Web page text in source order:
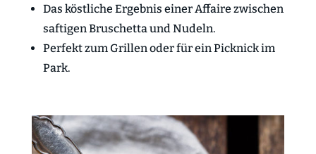
Das köstliche Ergebnis einer Affaire zwischen
saftigen Bruschetta und Nudeln.
Perfekt zum Grillen oder für ein Picknick im
Park.